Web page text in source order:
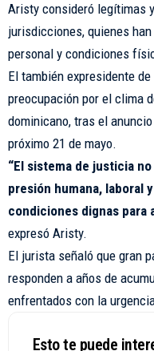
Aristy consideró legítimas
jurisdicciones, quienes
personal y condiciones
El también expresidente
preocupación por el clima
dominicano, tras el
próximo 21 de mayo.
“El sistema de justicia
presión humana, laboral
condiciones dignas
expresó Aristy.
El jurista señaló que gran
responden a años de
enfrentados con la
Esto te puede